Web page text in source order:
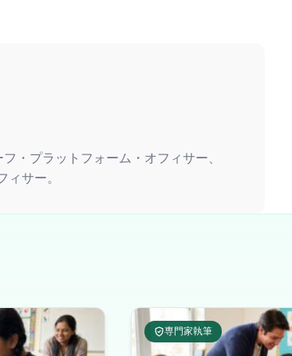
・プラットフォーム・オフィサー、
サー。
専門家執筆